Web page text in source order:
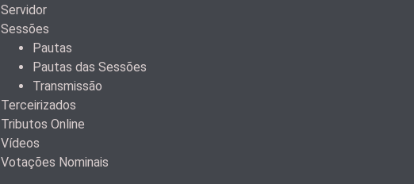
Servidor
Sessões
Pautas
Pautas das Sessões
Transmissão
Terceirizados
Tributos Online
Vídeos
Votações Nominais